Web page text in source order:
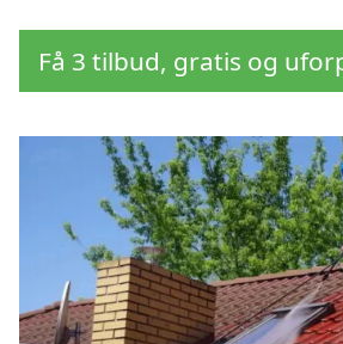
Få 3 tilbud, gratis og